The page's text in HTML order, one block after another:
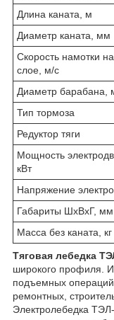
Длина каната, м
Диаметр каната, мм
Скорость намотки
слое, м/с
Диаметр барабана,
Тип тормоза
Редуктор тяги
Мощность
кВт
Напряжение
Габариты ШхВхГ, мм
Масса без каната, кг
Тяговая лебедка
широкого профиля.
подъемных
ремонтных,
Электролебедка